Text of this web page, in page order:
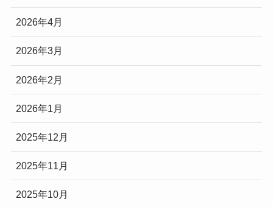
2026年4月
2026年3月
2026年2月
2026年1月
2025年12月
2025年11月
2025年10月